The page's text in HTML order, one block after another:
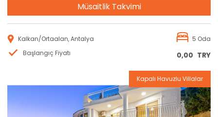
Müsaitlik Takvimi
Kalkan/Ortaalan, Antalya
5 Oda
Başlangıç Fiyatı
0,00 TRY
Kapalı Havuzlu Villalar